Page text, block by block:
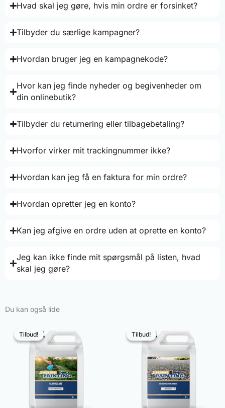
Hvad skal jeg gøre, hvis min ordre er forsinket?
Tilbyder du særlige kampagner?
Hvordan bruger jeg en kampagnekode?
Hvor kan jeg finde nyheder og begivenheder om
din onlinebutik?
Tilbyder du returnering eller tilbagebetaling?
Hvorfor virker mit trackingnummer ikke?
Hvordan kan jeg få en faktura for min ordre?
Hvordan opretter jeg en konto?
Kan jeg afgive en ordre uden at oprette en konto?
Jeg kan ikke finde mit spørgsmål på listen, hvad
skal jeg gøre?
Du kan også lide
Tilbud!
Tilbud! Tilbud!
Tilbud!